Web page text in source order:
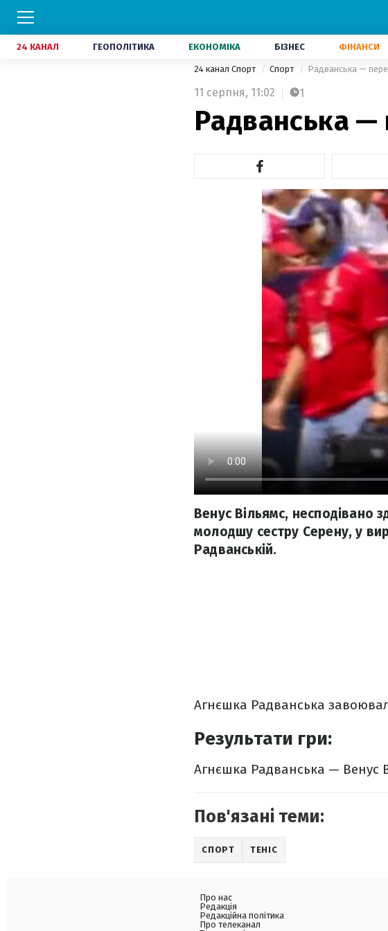
24 КАНАЛ ГЕОПОЛІТИКА ЕКОНОМІКА БІЗНЕС ФІНАНСИ
24 канал Спорт Спорт Радванська —
11 серпня, 11:02 1
Радванська
Венус Вільямс, несподівано
молодшу сестру Серену, у
Радванській.
Агнєшка Радванська
Результати гри:
Агнєшка Радванська — Венус
Пов'язані теми:
СПОРТ ТЕНІС
Про нас
Редакція
Редакційна політика
Про телеканал